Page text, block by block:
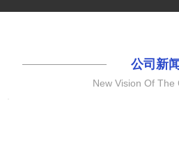
公司新闻
New Vision Of The